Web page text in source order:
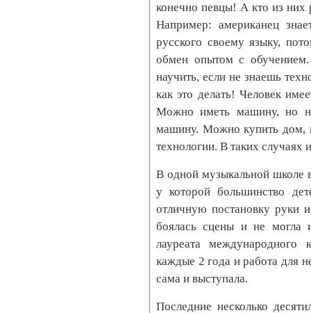
конечно певцы! А кто из
Например: американец
русского своему языку,
обмен опытом с
научить, если не знаешь
как это делать! Человек
Можно иметь машину, но
машину. Можно купить дом,
технологии. В таких случаях
В одной музыкальной школе
у которой большинство
отличную постановку руки
боялась сцены и не могла
лауреата международного
каждые 2 года и работа для
сама и выступала.
Последние несколько